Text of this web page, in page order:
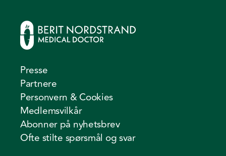
Presse
Partnere
Personvern & Cookies
Medlemsvilkår
Abonner på nyhetsbrev
Ofte stilte spørsmål og svar